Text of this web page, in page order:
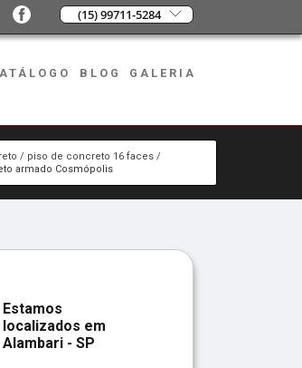
(15) 99711-5284
BLOG GALERIA
piso de concreto 16 faces
armado Cosmópolis
Estamos
localizados em
Alambari - SP